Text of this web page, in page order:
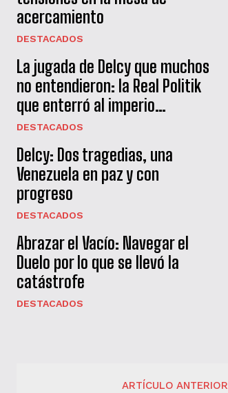
acercamiento
DESTACADOS
La jugada de Delcy que muchos
no entendieron: la Real Politik
que enterró al imperio…
DESTACADOS
Delcy: Dos tragedias, una
Venezuela en paz y con
progreso
DESTACADOS
Abrazar el Vacío: Navegar el
Duelo por lo que se llevó la
catástrofe
DESTACADOS
ARTÍCULO ANTERIOR